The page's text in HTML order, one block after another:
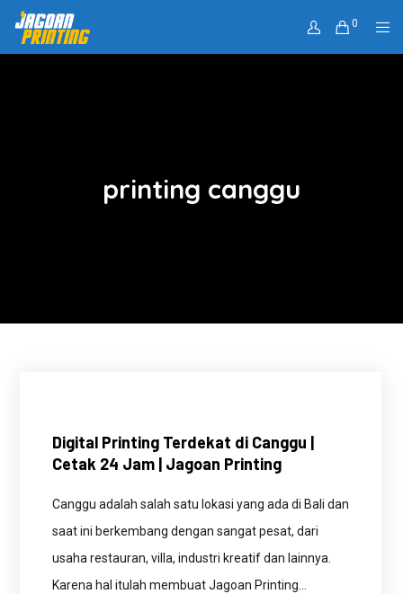
0
printing canggu
Digital Printing Terdekat di Canggu |
Cetak 24 Jam | Jagoan Printing
Canggu adalah salah satu lokasi yang ada di Bali dan
saat ini berkembang dengan sangat pesat, dari
usaha restauran, villa, industri kreatif dan lainnya.
Karena hal itulah membuat Jagoan Printing…